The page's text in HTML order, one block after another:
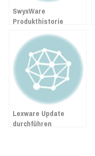
SwyxWare
Produkthistorie
Lexware Update
durchführen